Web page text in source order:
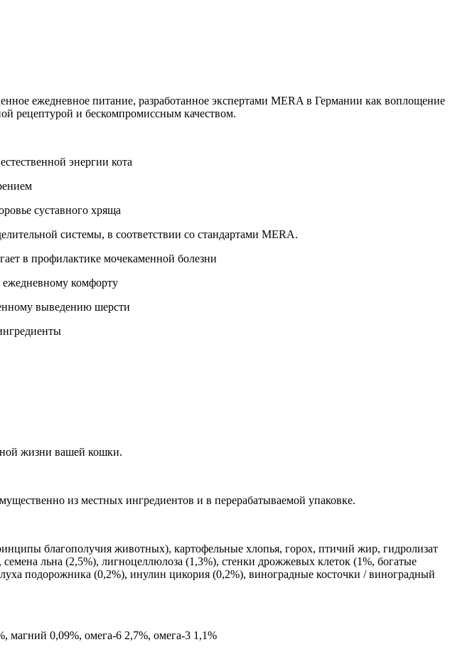
ежедневное питание, разработанное экспертами MERA в Германии как воплощение
рецептурой и бескомпромиссным качеством.
энергии кота
суставного хряща
системы, в соответствии со стандартами MERA.
в профилактике мочекаменной болезни
комфорту
выведению шерсти
жизни вашей кошки.
из местных ингредиентов и в перерабатываемой упаковке.
благополучия животных), картофельные хлопья, горох, птичий жир, гидролизат
льна (2,5%), лигноцеллюлоза (1,3%), стенки дрожжевых клеток (1%, богатые
подорожника (0,2%), инулин цикория (0,2%), виноградные косточки / виноградный
магний 0,09%, омега-6 2,7%, омега-3 1,1%